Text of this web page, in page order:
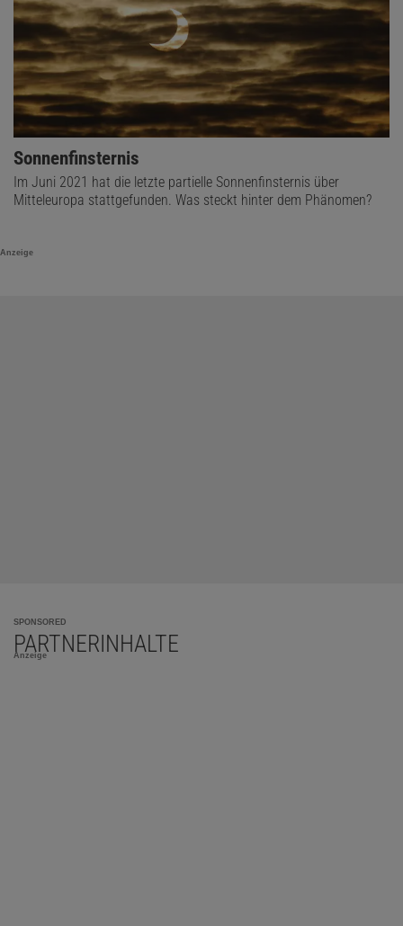
Sonnenfinsternis
Im Juni 2021 hat die letzte partielle Sonnenfinsternis über
Mitteleuropa stattgefunden. Was steckt hinter dem Phänomen?
Anzeige
SPONSORED
PARTNERINHALTE
Anzeige